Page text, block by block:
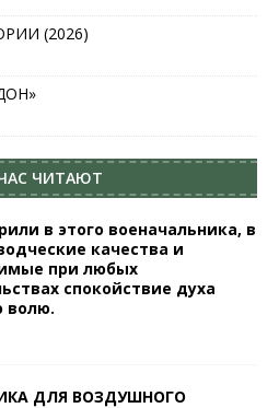
(2026)
ЧИТАЮТ
в этого военачальника, в
качества и
при любых
спокойствие духа
волю.
ДЛЯ ВОЗДУШНОГО